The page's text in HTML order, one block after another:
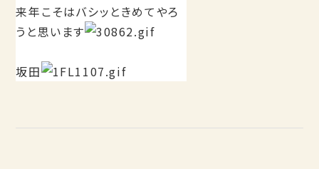
来年こそはバシッときめてやろ
うと思います
坂田